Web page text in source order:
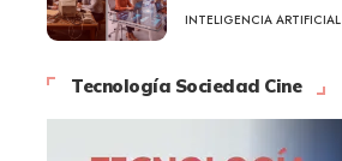
INTELIGENCIA ARTIFICIAL
Tecnología Sociedad Cine